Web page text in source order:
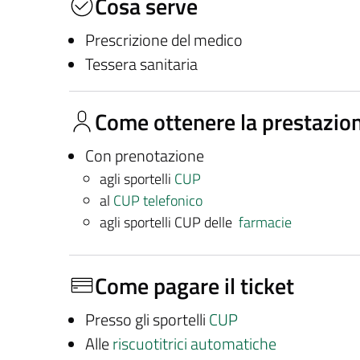
Prescrizione del medico
Tessera sanitaria
Come ottenere la
Con prenotazione
agli sportelli CUP
al CUP telefonico
agli sportelli CUP delle farmacie
Come pagare il ticket
Presso gli sportelli CUP
Alleriscuotitrici automatiche